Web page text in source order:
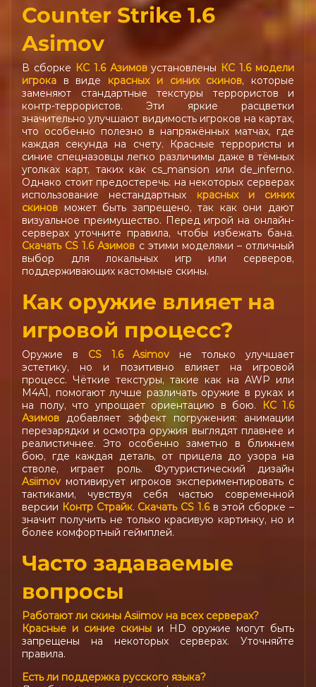
Counter Strike 1.6
Asimov
В сборке КС 1.6 Азимовустановлены КС 1.6 модели
игрока в виде красных и синих скинов, которые
заменяют стандартные текстуры террористов и
контр-террористов. Эти яркие расцветки
значительно улучшают видимость игроков на картах,
что особенно полезно в напряжённых матчах, где
каждая секунда на счету. Красные террористы и
синие спецназовцы легко различимы даже в тёмных
уголках карт, таких как cs_mansion или de_inferno.
Однако стоит предостеречь: на некоторых серверах
использование нестандартных красных и синих
скинов может быть запрещено, так как они дают
визуальное преимущество. Перед игрой на онлайн-
серверах уточните правила, чтобы избежать бана.
Скачать CS 1.6 Азимов с этими моделями – отличный
выбор для локальных игр или серверов,
поддерживающих кастомные скины.
Как оружие влияет на
игровой процесс?
Оружие в CS 1.6 Asimov не только улучшает
эстетику, но и позитивно влияет на игровой
процесс. Чёткие текстуры, такие как на AWP или
M4A1, помогают лучше различать оружие в руках и
на полу, что упрощает ориентацию в бою.
КС 1.6
Азимов добавляет эффект погружения: анимации
перезарядки и осмотра оружия выглядят плавнее и
реалистичнее. Это особенно заметно в ближнем
бою, где каждая деталь, от прицела до узора на
стволе, играет роль. Футуристический дизайн
Asiimov мотивирует игроков экспериментировать с
тактиками, чувствуя себя частью современной
версии Контр Страйк. Скачать CS 1.6в этой сборке –
значит получить не только красивую картинку, но и
более комфортный геймплей.
Часто задаваемые
вопросы
Работают ли скины Asiimov на всех серверах?
Красные и синие скины и HD оружие могут быть
запрещены на некоторых серверах. Уточняйте
правила.
Есть ли поддержка русского языка?